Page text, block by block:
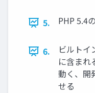
5. PHP 5.4
6.
ビルトイ
に含まれ
動く、開
せる